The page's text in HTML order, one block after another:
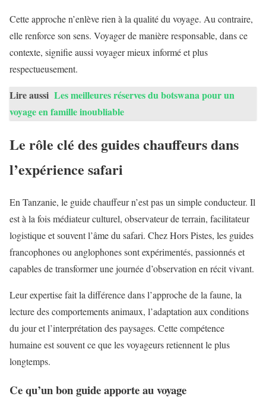
Cette approche n’enlève rien à la qualité du voyage. Au contraire,
elle renforce son sens. Voyager de manière responsable, dans ce
contexte, signifie aussi voyager mieux informé et plus
respectueusement.
Lire aussi Les meilleures réserves du botswana pour un
voyage en famille inoubliable
Le rôle clé des guides chauffeurs dans
l’expérience safari
En Tanzanie, le guide chauffeur n’est pas un simple conducteur. Il
est à la fois médiateur culturel, observateur de terrain, facilitateur
logistique et souvent l’âme du safari. Chez Hors Pistes, les guides
francophones ou anglophones sont expérimentés, passionnés et
capables de transformer une journée d’observation en récit vivant.
Leur expertise fait la différence dans l’approche de la faune, la
lecture des comportements animaux, l’adaptation aux conditions
du jour et l’interprétation des paysages. Cette compétence
humaine est souvent ce que les voyageurs retiennent le plus
longtemps.
Ce qu’un bon guide apporte au voyage